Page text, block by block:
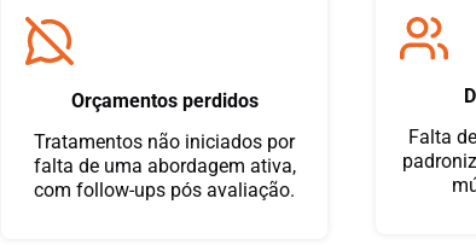
Orçamentos perdidos
Tratamentos não iniciados por
falta de uma abordagem ativa,
com follow-ups pós avaliação.
Falta